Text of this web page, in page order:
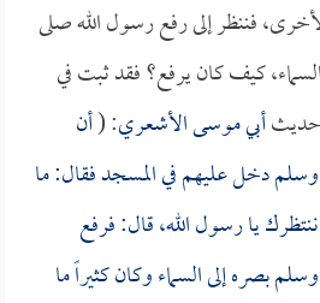
فننظر إلى رفع رسول الله صلى
كيف كان يرفع؟ فقد ثبت في
أبي موسى الأشعري: (أن
دخل عليهم في المسجد فقال: ما
يا رسول الله، قال: فرفع
بصره إلى السماء وكان كثيراً ما